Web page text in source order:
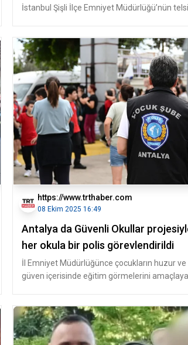
İstanbul Şişli İlçe Emniyet Müdürlüğü’nün
https://www.trthaber.com
08 Ekim 2025 16:49
Antalya da Güvenli Okullar
her okula bir polis görevlendirildi
İl Emniyet Müdürlüğünce çocukların huzur ve
güven içerisinde eğitim görmelerini